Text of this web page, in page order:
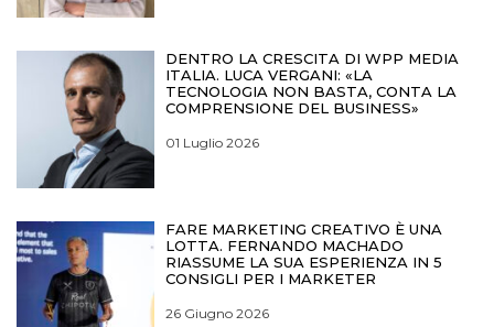
DENTRO LA CRESCITA DI WPP MEDIA
ITALIA. LUCA VERGANI: «LA
TECNOLOGIA NON BASTA, CONTA LA
COMPRENSIONE DEL BUSINESS»
01 Luglio 2026
FARE MARKETING CREATIVO È UNA
LOTTA. FERNANDO MACHADO
RIASSUME LA SUA ESPERIENZA IN 5
CONSIGLI PER I MARKETER
26 Giugno 2026